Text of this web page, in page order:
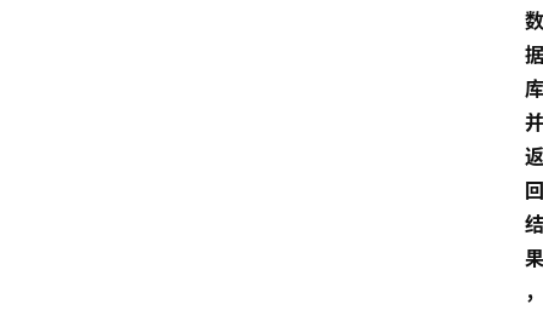
数
据
库
并
返
回
结
果
，